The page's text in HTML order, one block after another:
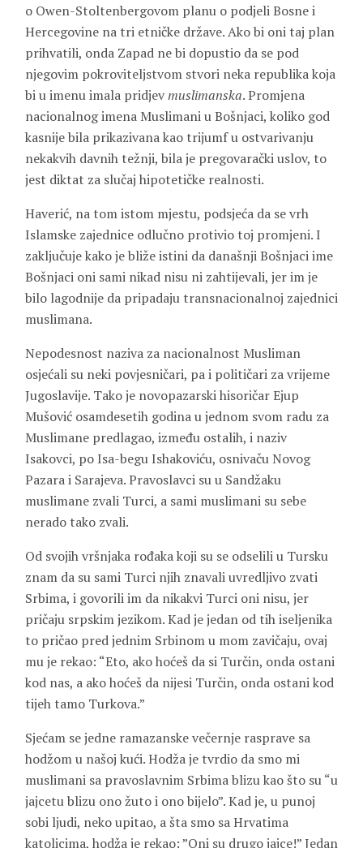
o Owen-Stoltenbergovom planu o podjeli Bosne i
Hercegovine na tri etničke države. Ako bi oni taj plan
prihvatili, onda Zapad ne bi dopustio da se pod
njegovim pokroviteljstvom stvori neka republika koja
bi u imenu imala pridjevmuslimanska. Promjena
nacionalnog imena Muslimani u Bošnjaci, koliko god
kasnije bila prikazivana kao trijumf u ostvarivanju
nekakvih davnih težnji, bila je pregovarački uslov, to
jest diktat za slučaj hipotetičke realnosti.
Haverić, na tom istom mjestu, podsjeća da se vrh
Islamske zajednice odlučno protivio toj promjeni. I
zaključuje kako je bliže istini da današnji Bošnjaci ime
Bošnjaci oni sami nikad nisu ni zahtijevali, jer im je
bilo lagodnije da pripadaju transnacionalnoj zajednici
muslimana.
Nepodesnost naziva za nacionalnost Musliman
osjećali su neki povjesničari, pa i političari za vrijeme
Jugoslavije. Tako je novopazarski hisoričarEjup
Mušović osamdesetih godina u jednom svom radu za
Muslimane predlagao, između ostalih, i naziv
Isakovci, poIsa-begu Ishakoviću, osnivaču Novog
Pazara i Sarajeva. Pravoslavci su u Sandžaku
muslimane zvali Turci, a sami muslimani su sebe
nerado tako zvali.
Od svojih vršnjaka rođaka koji su se odselili u Tursku
znam da su sami Turci njih znavali uvredljivo zvati
Srbima, i govorili im da nikakvi Turci oni nisu, jer
pričaju srpskim jezikom. Kad je jedan od tih iseljenika
to pričao pred jednim Srbinom u mom zavičaju, ovaj
mu je rekao: “Eto, ako hoćeš da si Turčin, onda ostani
kod nas, a ako hoćeš da nijesi Turčin, onda ostani kod
tijeh tamo Turkova.”
Sjećam se jedne ramazanske večernje rasprave sa
hodžom u našoj kući. Hodža je tvrdio da smo mi
muslimani sa pravoslavnim Srbima blizu kao što su “u
jajcetu blizu ono žuto i ono bijelo”. Kad je, u punoj
sobi ljudi, neko upitao, a šta smo sa Hrvatima
katolicima, hodža je rekao: ”Oni su drugo jajce!” Jedan